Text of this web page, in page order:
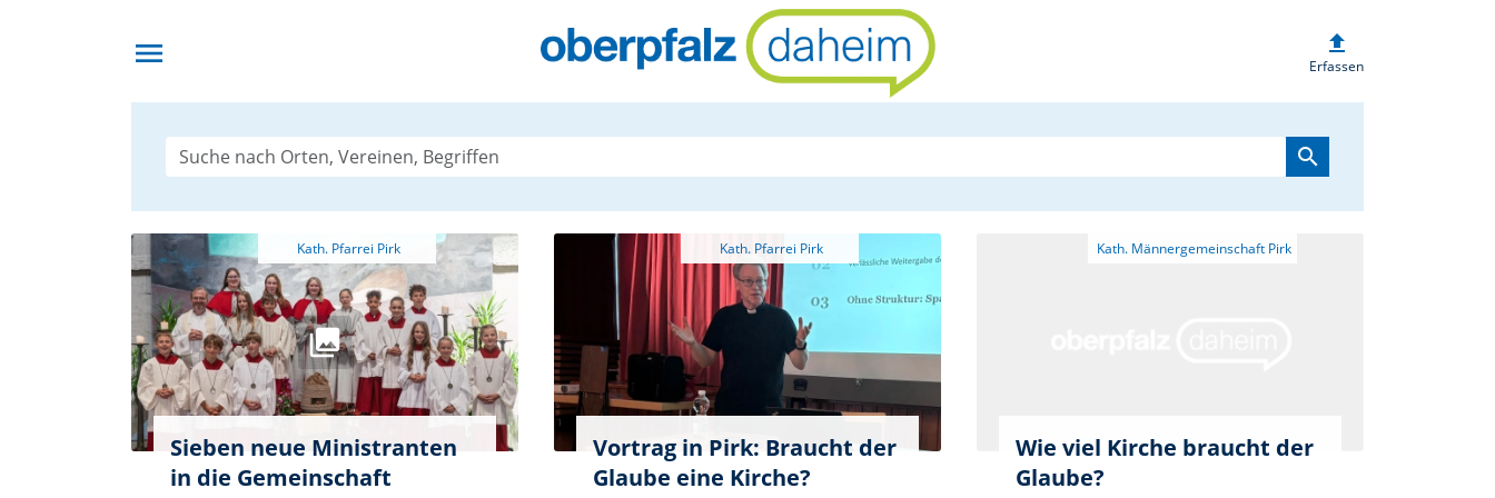
menu oberpfalzdaheim.de
upload
Erfassen
search
Sieben neue Ministranten
in die Gemeinschaft
Vortrag in Pirk: Braucht der
Glaube eine Kirche?
Wie viel Kirche braucht der
Glaube?